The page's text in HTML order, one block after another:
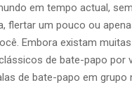
em tempo actual,
flertar um pouco ou
Embora existam
de bate-papo por
de bate-papo em